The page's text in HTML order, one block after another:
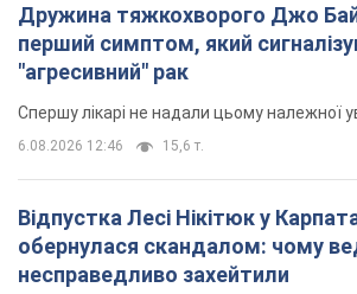
Дружина тяжкохворого Джо
перший симптом, який
"агресивний" рак
Спершу лікарі не надали цьому належної
6.08.2026 12:46 15,6 т.
Відпустка Лесі Нікітюк у
обернулася скандалом: чому
несправедливо захейтили